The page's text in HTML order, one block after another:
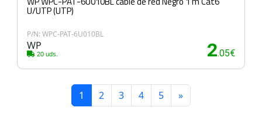
U/UTP (UTP)
P/N: WPC-PAT-6U010BL
WP
20 uds. 2.05€
1 2 3 4 5 »